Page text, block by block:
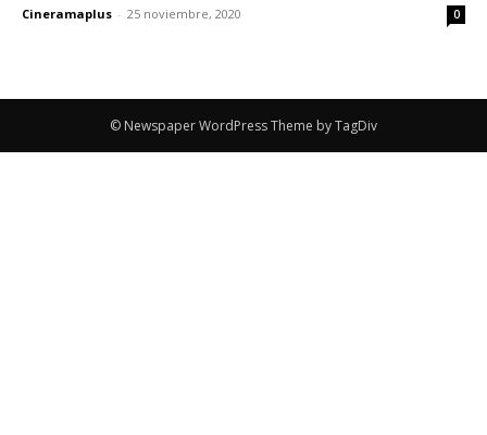
Cineramaplus - 25 noviembre, 2020 0
© Newspaper WordPress Theme by TagDiv